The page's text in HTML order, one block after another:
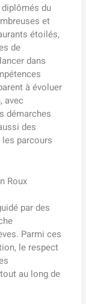
du
et
étoilés,
de
dans
à évoluer
avec
démarches
des
parcours
Roux
par des
Parmi ces
le respect
au long de